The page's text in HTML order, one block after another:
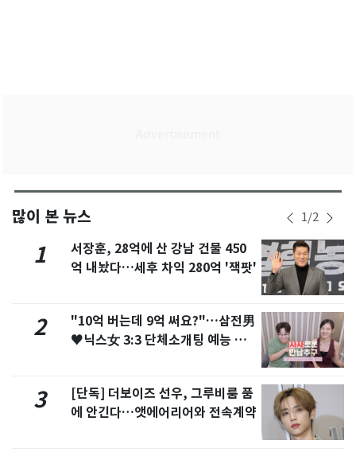
많이 본 뉴스 1/2
1
서장훈, 28억에 산 강남 건물 450
억 내놨다…세후 차익 280억 '잭팟'
2
"10억 버는데 9억 써요?"…삼전男
♥닉스女 3:3 단체소개팅 예능 화
3
[단독] 더보이즈 선우, 그루비룸 품
에 안긴다…앳에어리어와 전속계약